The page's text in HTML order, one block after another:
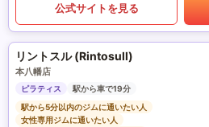
公式サイトを見る
リントスル (Rintosull)
本八幡店
ピラティス
駅から車で19分
駅から5分以内のジムに通いたい人
女性専用ジムに通いたい人